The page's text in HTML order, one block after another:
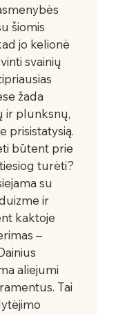
šiomis
jo kelionė
svainių
žada
ir plunksnų,
prisistatysią.
būtent prie
turėti?
su
ir
kaktoje
–
aliejumi
Tai